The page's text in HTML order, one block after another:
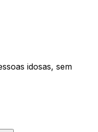
idosas, sem